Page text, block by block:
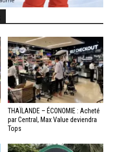
THAÏLANDE – ÉCONOMIE : Acheté
par Central, Max Value deviendra
Tops